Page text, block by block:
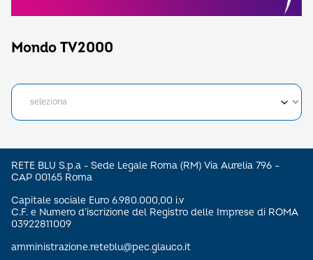
Mondo TV2000
RETE BLU S.p.a - Sede Legale Roma (RM) Via Aurelia 796 –
CAP 00165 Roma
Capitale sociale Euro 6.980.000,00 i.v
C.F. e Numero d’iscrizione del Registro delle Imprese di ROMA
03922811009
amministrazione.reteblu@pec.glauco.it